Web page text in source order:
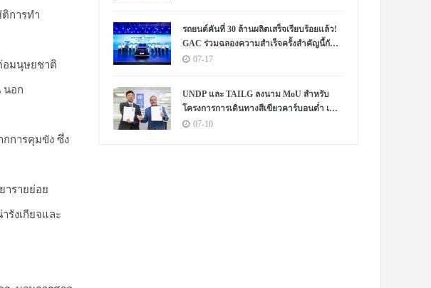
การทำ
อมนุษยชาติ
นอก
การคุมขัง ซึ่ง
ารายย่อย
รังเกียจและ
รถยนต์คันที่ 30 ล้านผลิตเสร็จเรียบร้อยแล้ว!
GAC ร่วมฉลองความสำเร็จครั้งสำคัญนี้กับผู้
ใช้งานทั่วโลก
07-17
UNDP และ TAILG ลงนาม MoU สำหรับ
โครงการการเดินทางสีเขียวคาร์บอนต่ำ เพื่อ
ส่งเสริมการพัฒนาอย่างยั่งยืนในแอฟริกา
07-10